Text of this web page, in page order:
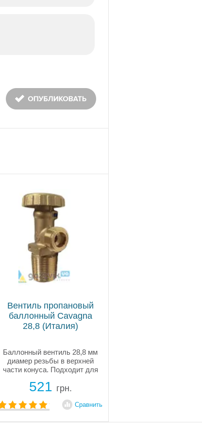
Вентиль пропановый
баллонный Cavagna
28,8 (Италия)
Баллонный вентиль 28,8 мм
диамер резьбы в верхней
части конуса. Подходит для
украинского и белорусского
производства. Надежный
вентиль от проверенного
итальянского производителя.
521 грн.
Сравнить